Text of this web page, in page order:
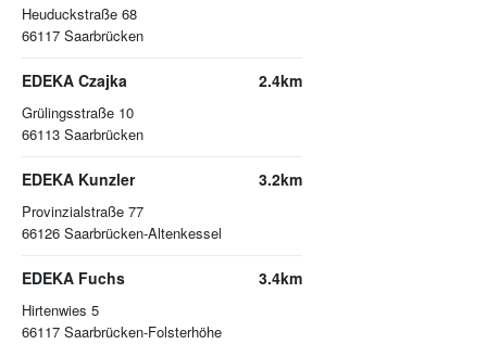
Heuduckstraße 68
66117 Saarbrücken
EDEKA Czajka
Grülingsstraße 10
66113 Saarbrücken
2.4km
EDEKA Kunzler
Provinzialstraße 77
66126 Saarbrücken-Altenkessel
3.2km
EDEKA Fuchs
Hirtenwies 5
66117 Saarbrücken-Folsterhöhe
3.4km